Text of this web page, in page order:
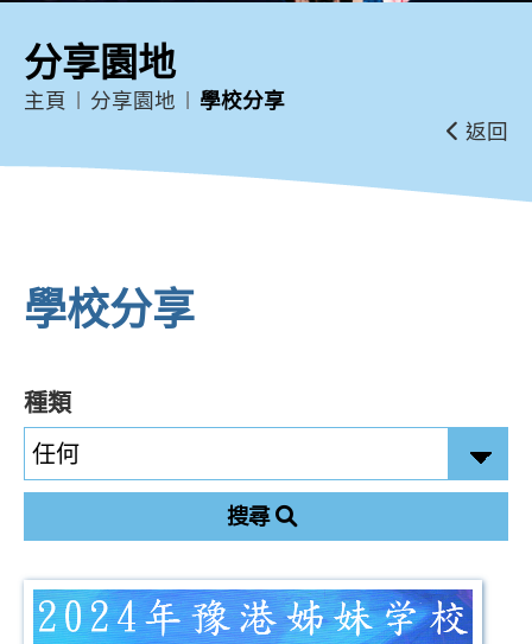
分享園地
主頁 分享園地
學校分享
返回
學校分享
種類
搜尋